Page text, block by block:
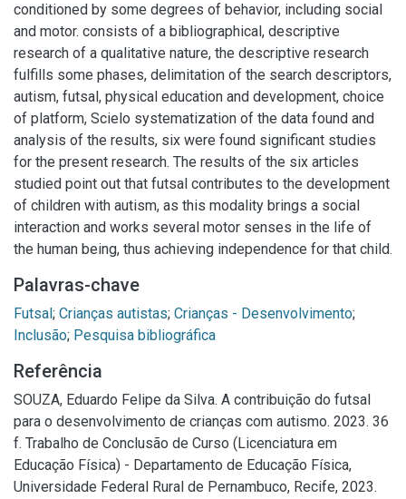
conditioned by some degrees of behavior, including social
and motor. consists of a bibliographical, descriptive
research of a qualitative nature, the descriptive research
fulfills some phases, delimitation of the search descriptors,
autism, futsal, physical education and development, choice
of platform, Scielo systematization of the data found and
analysis of the results, six were found significant studies
for the present research. The results of the six articles
studied point out that futsal contributes to the development
of children with autism, as this modality brings a social
interaction and works several motor senses in the life of
the human being, thus achieving independence for that child.
Palavras-chave
Futsal; Crianças autistas; Crianças - Desenvolvimento;
Inclusão; Pesquisa bibliográfica
Referência
SOUZA, Eduardo Felipe da Silva. A contribuição do futsal
para o desenvolvimento de crianças com autismo. 2023. 36
f. Trabalho de Conclusão de Curso (Licenciatura em
Educação Física) - Departamento de Educação Física,
Universidade Federal Rural de Pernambuco, Recife, 2023.